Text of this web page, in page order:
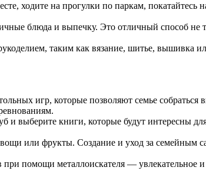
ходите на прогулки по паркам,
блюда и выпечку. Это отличный способ не
таким как вязание, шитье, вышивка
игр, которые позволяют семье
выберите книги, которые будут интересны
или фрукты. Создание и уход за семейным
при помощи металлоискателя — увлекательное